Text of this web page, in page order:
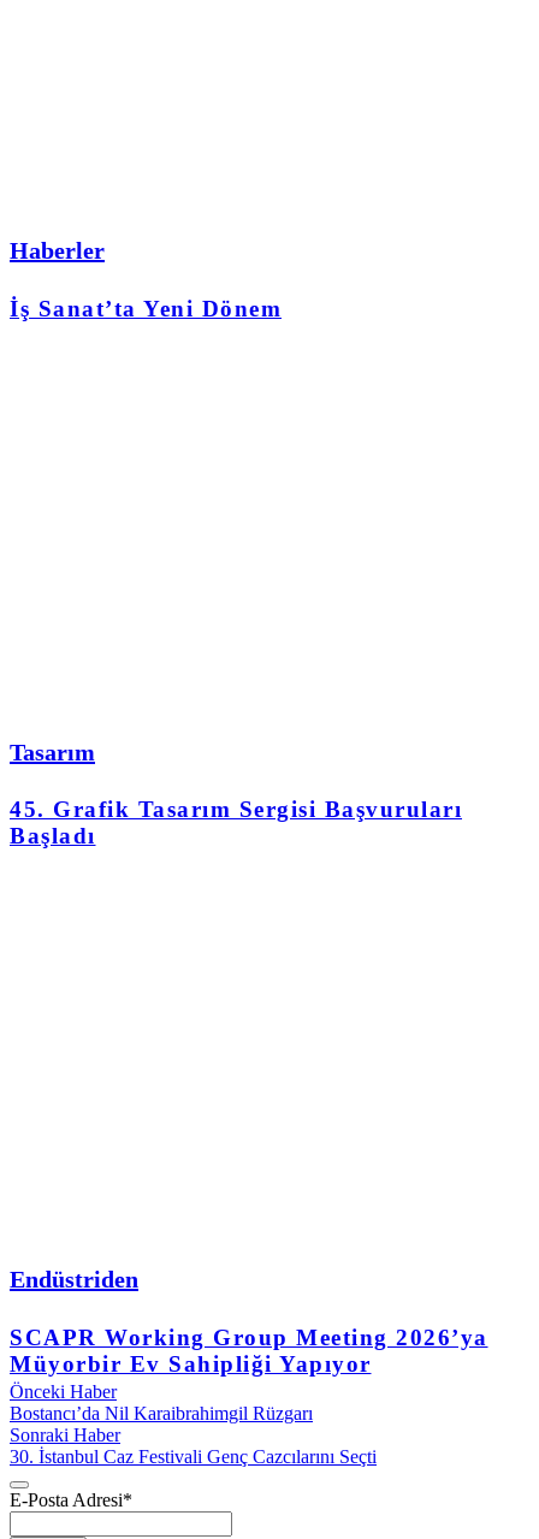
Haberler
İş Sanat’ta Yeni Dönem
Tasarım
45. Grafik Tasarım Sergisi Başvuruları
Başladı
Endüstriden
SCAPR Working Group Meeting 2026’ya
Müyorbir Ev Sahipliği Yapıyor
Önceki Haber
Bostancı’da Nil Karaibrahimgil Rüzgarı
Sonraki Haber
30. İstanbul Caz Festivali Genç Cazcılarını Seçti
E-Posta Adresi*